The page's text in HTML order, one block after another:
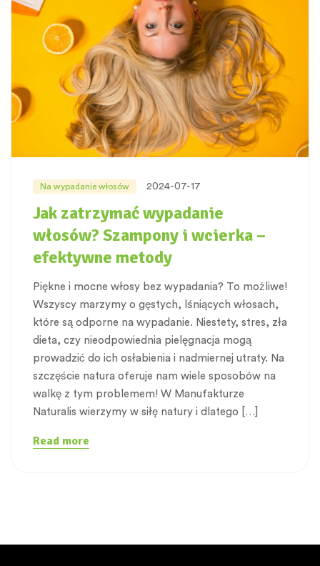
Na wypadanie włosów 2024-07-17
Jak zatrzymać wypadanie
włosów? Szampony i wcierka –
efektywne metody
Piękne i mocne włosy bez wypadania? To możliwe!
Wszyscy marzymy o gęstych, lśniących włosach,
które są odporne na wypadanie. Niestety, stres, zła
dieta, czy nieodpowiednia pielęgnacja mogą
prowadzić do ich osłabienia i nadmiernej utraty. Na
szczęście natura oferuje nam wiele sposobów na
walkę z tym problemem! W Manufakturze
Naturalis wierzymy w siłę natury i dlatego […]
Read more